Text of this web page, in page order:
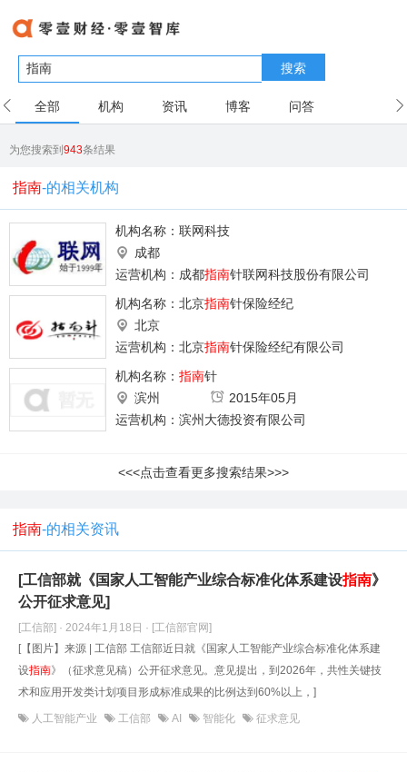
搜索
全部 机构 资讯 博客 问答
为您搜索到943条结果
指南-的相关机构
机构名称： 联网科技
成都
运营机构：成都指南针联网科技股份有限公司
机构名称： 北京指南针保险经纪
北京
运营机构：北京指南针保险经纪有限公司
机构名称： 指南针
滨州
2015年05月
运营机构：滨州大德投资有限公司
<<<点击查看更多搜索结果>>>
指南-的相关资讯
[工信部就《国家人工智能产业综合标准化体系建设指南》
公开征求意见]
[工信部] · 2024年1月18日 · [工信部官网]
[【图片】来源 | 工信部 工信部近日就《国家人工智能产业综合标准化体系建
设指南》（征求意见稿）公开征求意见。意见提出，到2026年，共性关键技
术和应用开发类计划项目形成标准成果的比例达到60%以上，]
人工智能产业 工信部 AI 智能化 征求意见